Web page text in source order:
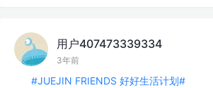
用户407473339334
3年前
#JUEJIN FRIENDS 好好生活计划#